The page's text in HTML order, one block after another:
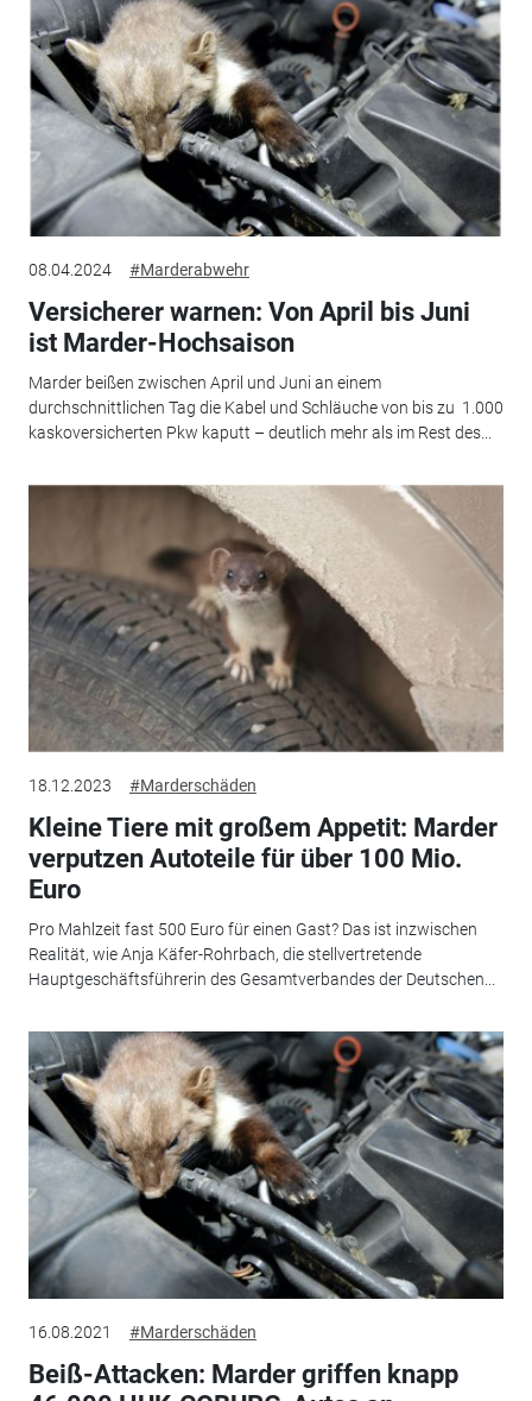
08.04.2024 #Marderabwehr
Versicherer warnen: Von April bis Juni
ist Marder-Hochsaison
Marder beißen zwischen April und Juni an einem
durchschnittlichen Tag die Kabel und Schläuche von bis zu 1.000
kaskoversicherten Pkw kaputt – deutlich mehr als im Rest des...
18.12.2023 #Marderschäden
Kleine Tiere mit großem Appetit: Marder
verputzen Autoteile für über 100 Mio.
Euro
Pro Mahlzeit fast 500 Euro für einen Gast? Das ist inzwischen
Realität, wie Anja Käfer-Rohrbach, die stellvertretende
Hauptgeschäftsführerin des Gesamtverbandes der Deutschen...
16.08.2021 #Marderschäden
Beiß-Attacken: Marder griffen knapp